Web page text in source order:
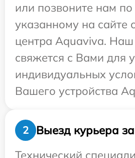
или позвоните нам
указанному на сайте
центра Aquaviva.
свяжется с Вами для
индивидуальных
Вашего устройства
2
Выезд курьера
Технический